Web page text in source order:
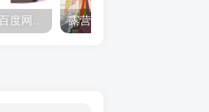
夺妻by豌豆荚小说全文 百度网盘 Duo!